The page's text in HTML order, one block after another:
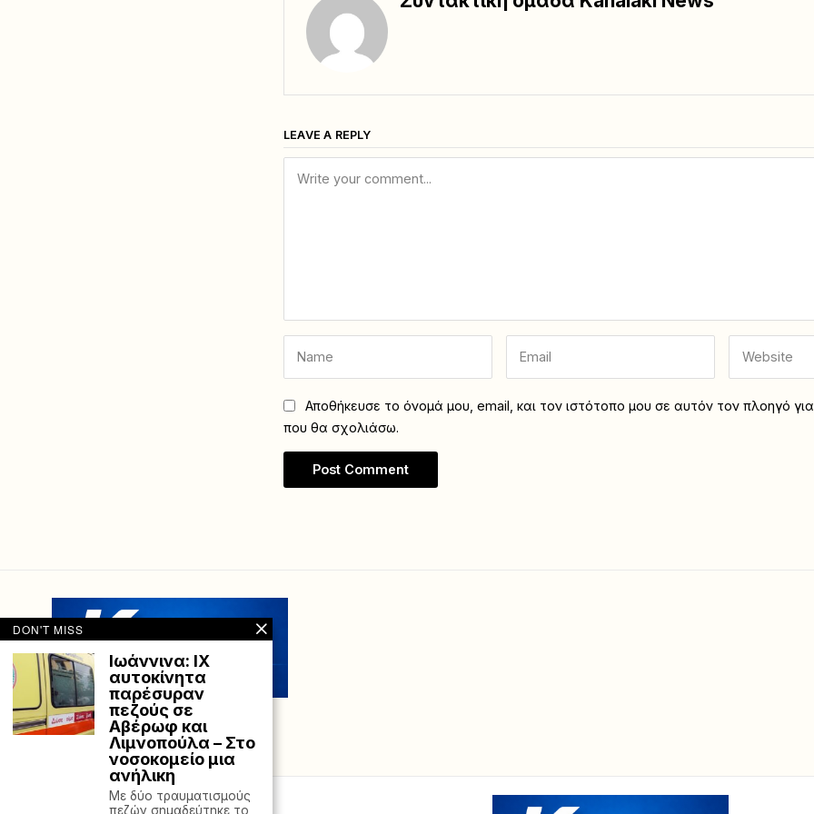
LEAVE A REPLY
Αποθήκευσε το όνομά μου, email, και τον ιστότοπο μου σε αυτόν τον πλοηγό
που θα σχολιάσω.
DON'T MISS
Ιωάννινα: ΙΧ
αυτοκίνητα
παρέσυραν
πεζούς σε
Αβέρωφ και
Λιμνοπούλα – Στο
νοσοκομείο μια
ανήλικη
Με δύο τραυματισμούς
πεζών σημαδεύτηκε το